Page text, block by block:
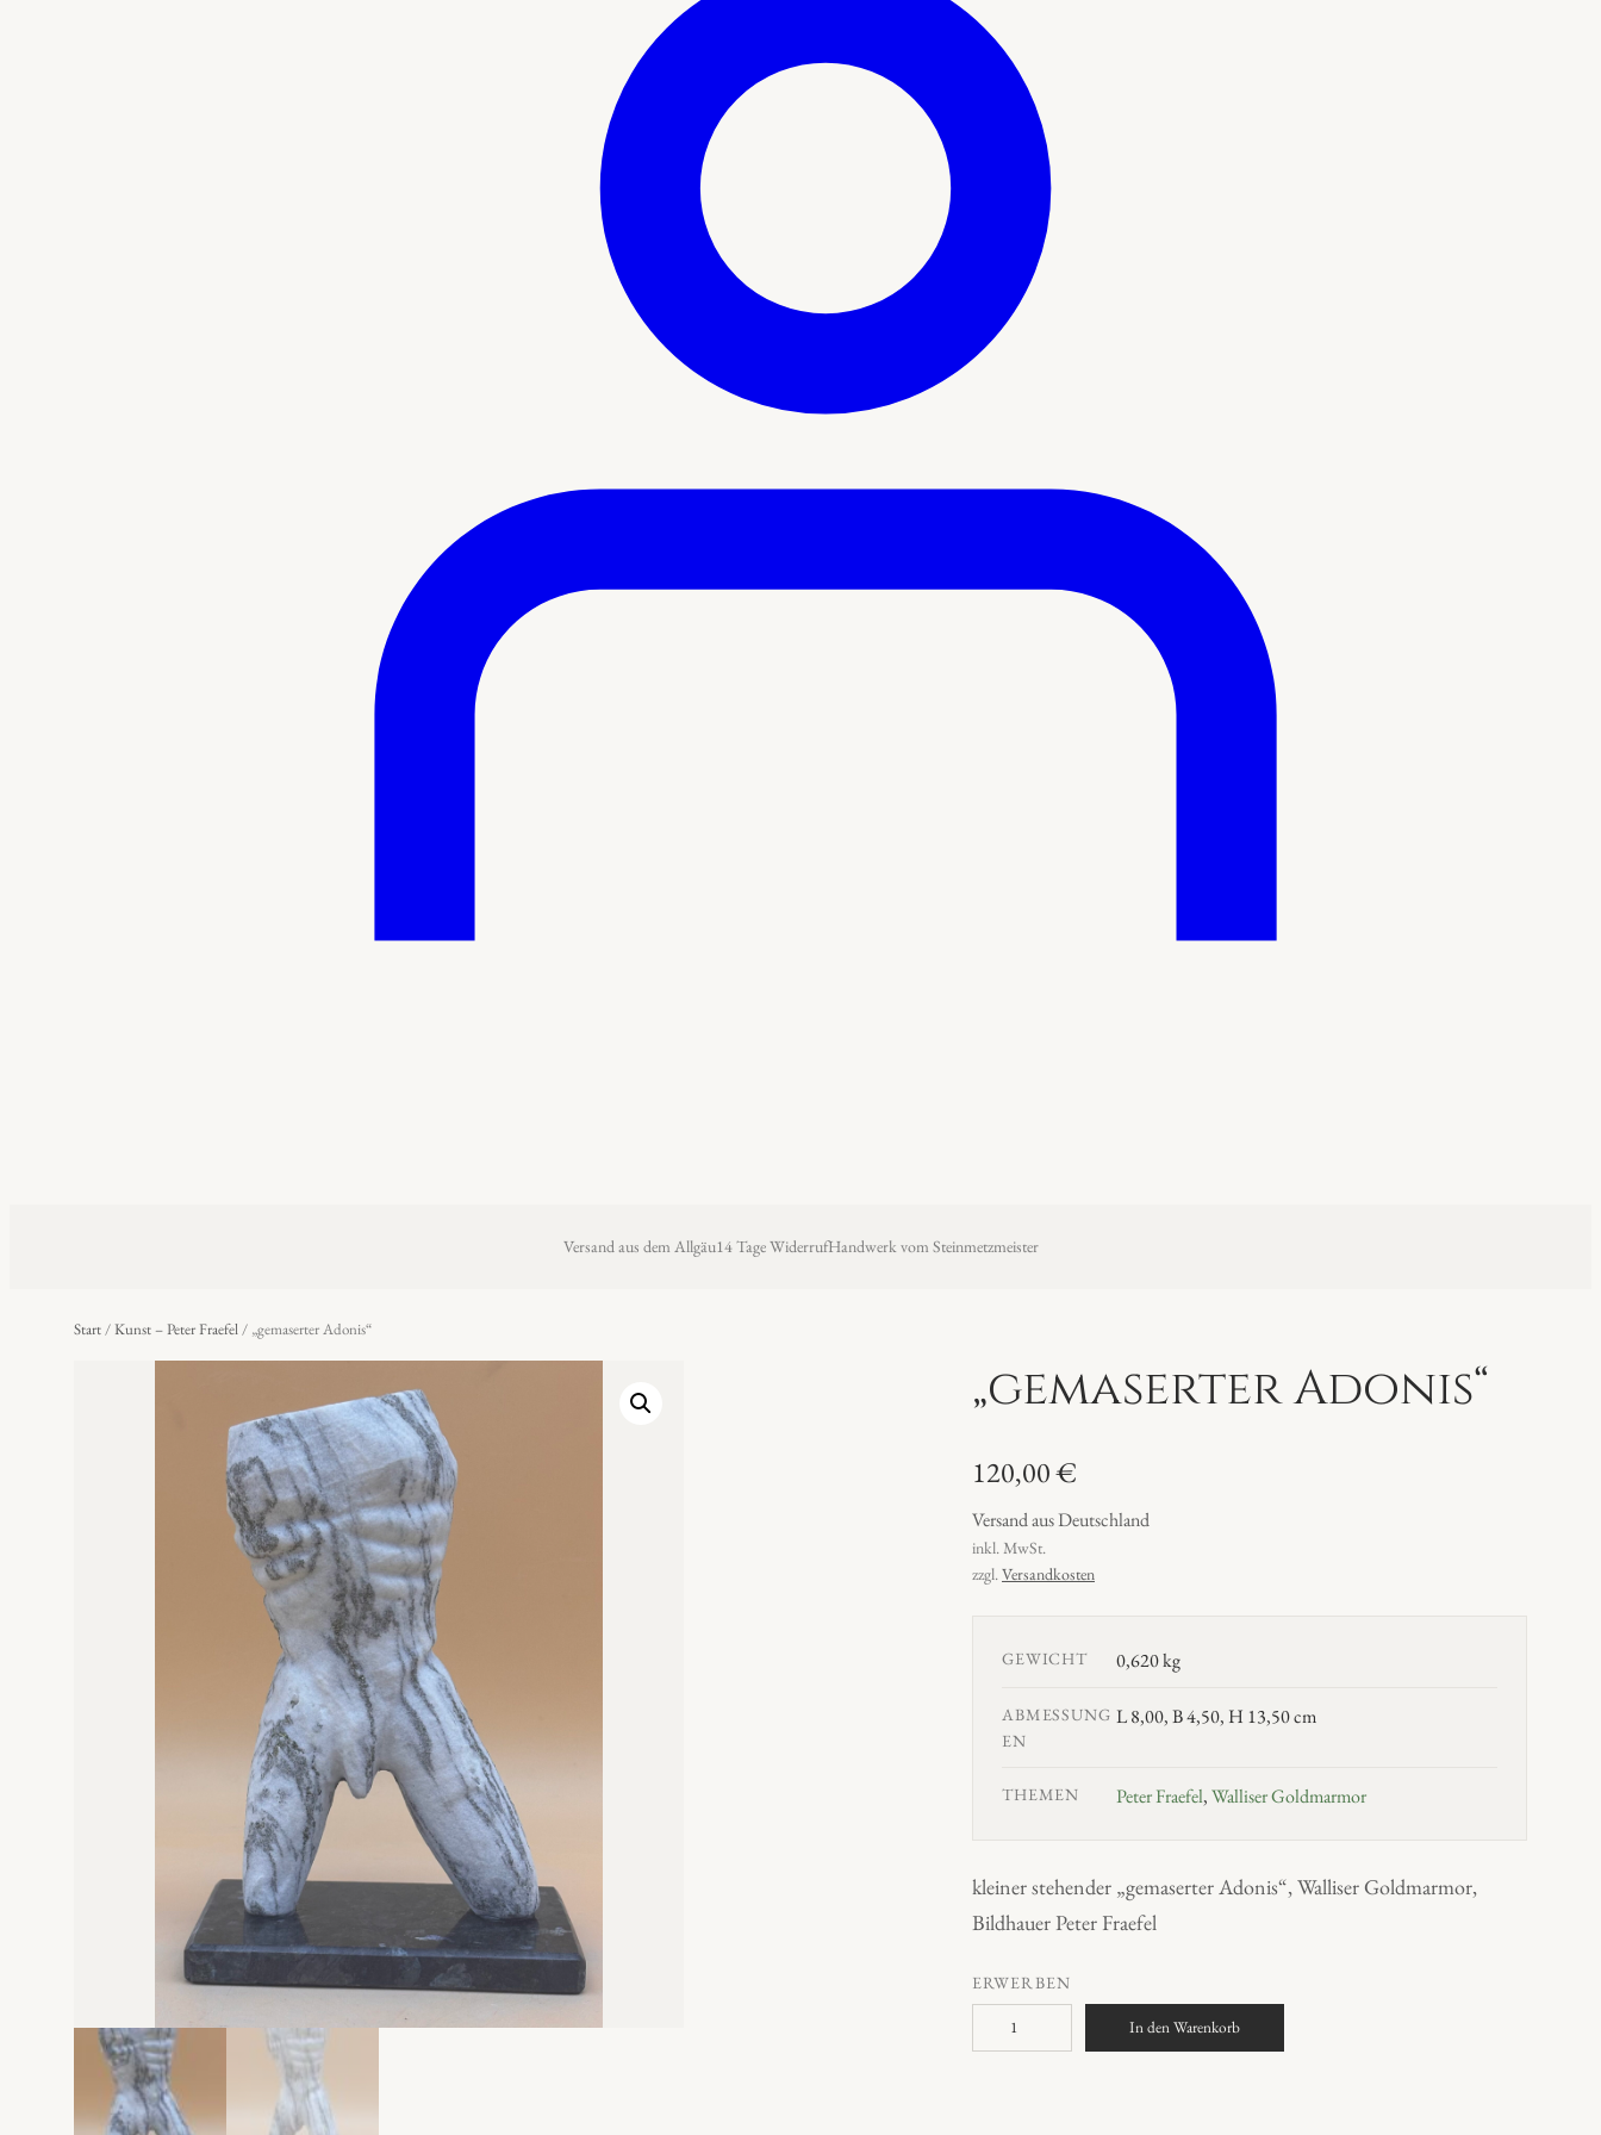
Versand aus dem Allgäu14 Tage WiderrufHandwerk vom Steinmetzmeister
Start/Kunst – Peter Fraefel/ „gemaserter Adonis“
„gemaserter Adonis“
120,00€
Versand aus Deutschland
inkl. MwSt.
zzgl.Versandkosten
GEWICHT 0,620 kg
ABMESSUNG
EN
L 8,00, B 4,50, H 13,50 cm
THEMEN Peter Fraefel,Walliser Goldmarmor
kleiner stehender „gemaserter Adonis“, Walliser Goldmarmor,
Bildhauer Peter Fraefel
ERWERBEN
g
In den Warenkorb